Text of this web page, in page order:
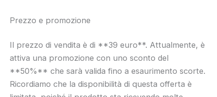
Prezzo e promozione
Il prezzo di vendita è di **39 euro**. Attualmente, è
attiva una promozione con uno sconto del
**50%** che sarà valida fino a esaurimento scorte.
Ricordiamo che la disponibilità di questa offerta è